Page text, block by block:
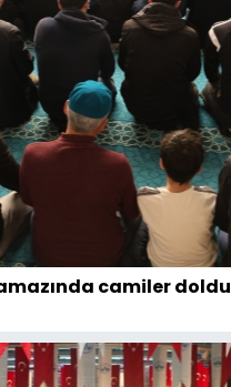
camiler doldu